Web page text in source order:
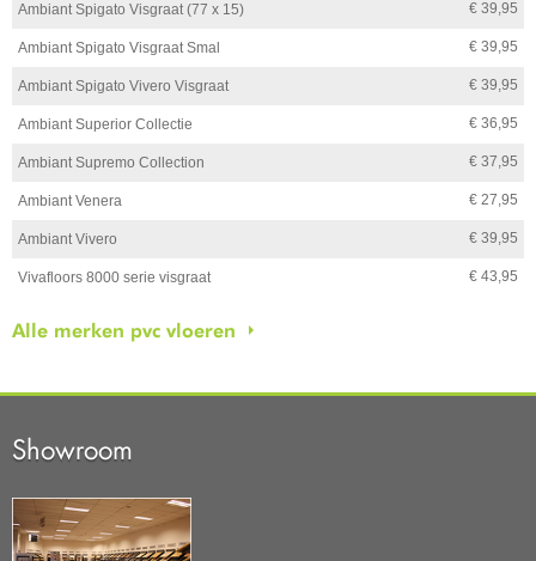
Ambiant Spigato Visgraat (77 x 15) € 39,95
Ambiant Spigato Visgraat Smal € 39,95
Ambiant Spigato Vivero Visgraat € 39,95
Ambiant Superior Collectie € 36,95
Ambiant Supremo Collection € 37,95
Ambiant Venera € 27,95
Ambiant Vivero € 39,95
Vivafloors 8000 serie visgraat € 43,95
Alle merken pvc vloeren
Showroom